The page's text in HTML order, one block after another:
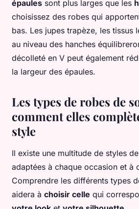
épaules sont plus larges que les
choisissez des robes qui
bas. Les jupes trapèze, les tissus
au niveau des hanches
décolleté en V peut également
la largeur des épaules.
Les types de robes de
comment elles
style
Il existe une multitude de styles de
adaptées à chaque occasion et à
Comprendre les différents types
aidera à choisir celle qui